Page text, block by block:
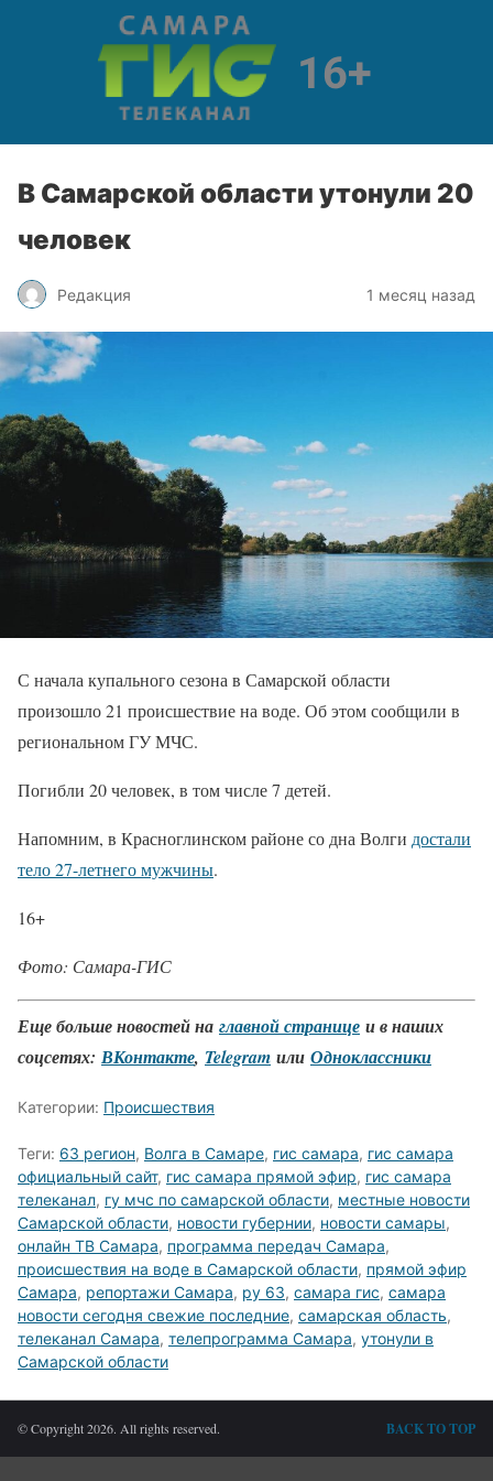
В Самарской области утонули 20
человек
Редакция 1 месяц назад
С начала купального сезона в Самарской области
произошло 21 происшествие на воде. Об этом сообщили в
региональном ГУ МЧС.
Погибли 20 человек, в том числе 7 детей.
Напомним, в Красноглинском районе со дна Волги достали
тело 27-летнего мужчины.
16+
Фото: Самара-ГИС
Еще больше новостей на главной странице и в наших
соцсетях: ВКонтакте, Telegram или Одноклассники
Категории: Происшествия
Теги: 63 регион, Волга в Самаре, гис самара, гис самара
официальный сайт, гис самара прямой эфир, гис самара
телеканал, гу мчс по самарской области, местные новости
Самарской области, новости губернии, новости самары,
онлайн ТВ Самара, программа передач Самара,
происшествия на воде в Самарской области, прямой эфир
Самара, репортажи Самара, ру 63, самара гис, самара
новости сегодня свежие последние, самарская область,
телеканал Самара, телепрограмма Самара, утонули в
Самарской области
© Copyright 2026. All rights reserved. BACK TO TOP